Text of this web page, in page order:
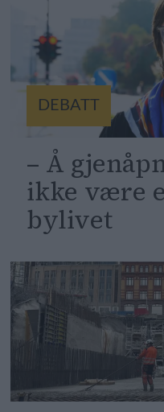
DEBATT
– Å
ikke være
bylivet